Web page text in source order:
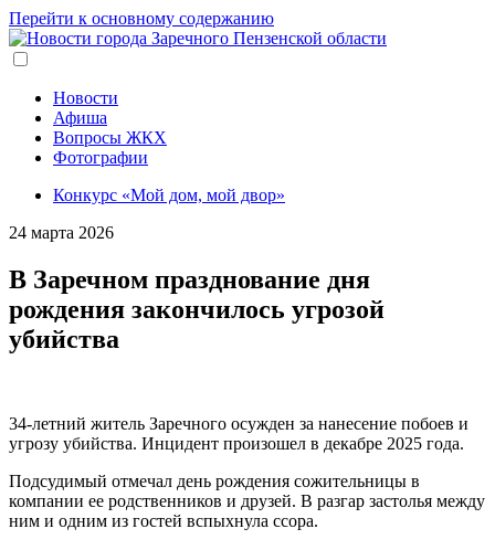
Перейти к основному содержанию
Новости
Афиша
Вопросы ЖКХ
Фотографии
Конкурс «Мой дом, мой двор»
24 марта 2026
В Заречном празднование дня
рождения закончилось угрозой
убийства
34-летний житель Заречного осужден за нанесение побоев и
угрозу убийства. Инцидент произошел в декабре 2025 года.
Подсудимый отмечал день рождения сожительницы в
компании ее родственников и друзей. В разгар застолья между
ним и одним из гостей вспыхнула ссора.